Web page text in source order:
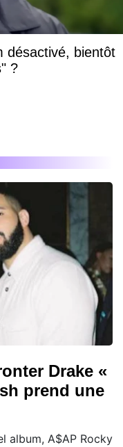
désactivé, bientôt
?
Drake «
prend une
album, A$AP Rocky